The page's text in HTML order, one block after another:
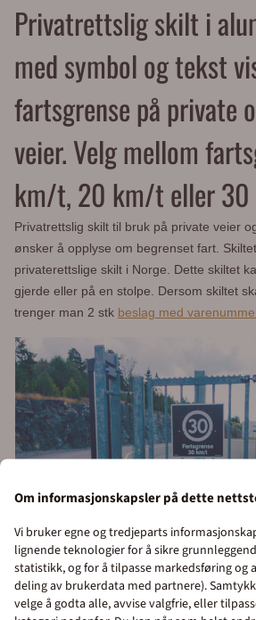
Privatrettslig skilt i
med symbol og tekst
fartsgrense på private
veier. Velg mellom
km/t, 20 km/t eller
Privatrettslig skilt til bruk på private veier
ønsker å opplyse om begrenset fart.
privaterettslige skilt i Norge. Dette skiltet
gjerde eller på en stolpe. Dersom skiltet
trenger man 2 stk beslag med
Om informasjonskapsler på dette
Vi bruker egne og tredjeparts
lignende teknologier for å sikre
statistikk, og for å tilpasse markedsføring og
deling av brukerdata med partnere).
velge å godta alle, avvise valgfrie, eller